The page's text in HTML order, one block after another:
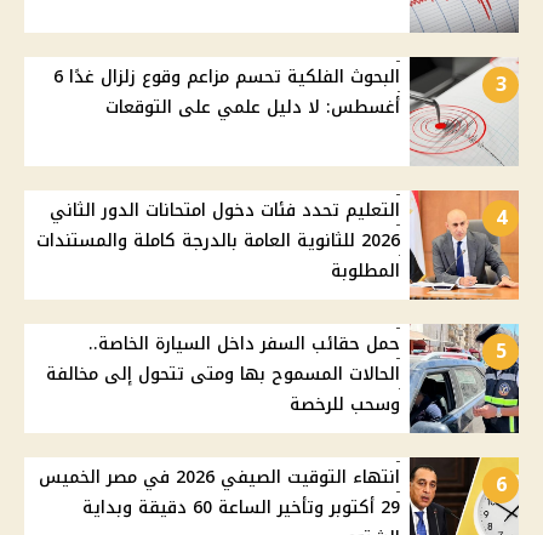
3
البحوث الفلكية تحسم مزاعم وقوع زلزال غدًا 6
أغسطس: لا دليل علمي على التوقعات
4
التعليم تحدد فئات دخول امتحانات الدور الثاني
2026 للثانوية العامة بالدرجة كاملة والمستندات
المطلوبة
5
حمل حقائب السفر داخل السيارة الخاصة..
الحالات المسموح بها ومتى تتحول إلى مخالفة
وسحب للرخصة
6
انتهاء التوقيت الصيفي 2026 في مصر الخميس
29 أكتوبر وتأخير الساعة 60 دقيقة وبداية